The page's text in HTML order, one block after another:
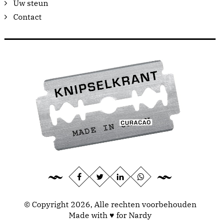
Uw steun
Contact
© Copyright 2026, Alle rechten voorbehouden
Made with ♥ for Nardy